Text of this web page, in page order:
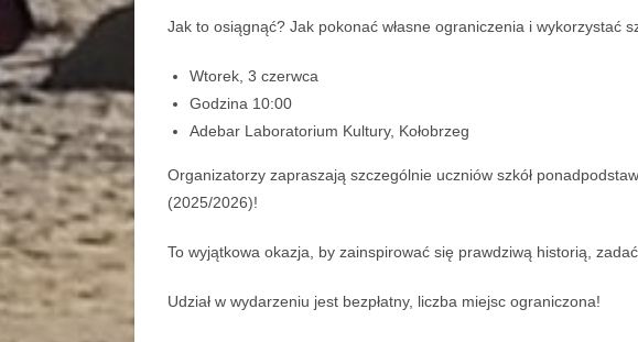
Jak to osiągnąć? Jak pokonać własne ograniczenia i wykorzystać
Wtorek, 3 czerwca
Godzina 10:00
Adebar Laboratorium Kultury, Kołobrzeg
Organizatorzy zapraszają szczególnie uczniów szkół
(2025/2026)!
To wyjątkowa okazja, by zainspirować się prawdziwą historią,
Udział w wydarzeniu jest bezpłatny, liczba miejsc ograniczona!